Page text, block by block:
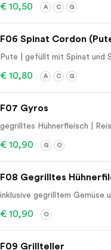
€ 10,50 A C G
F06 Spinat Cordon
Pute | gefüllt mit Spinat und
€ 10,80 A C G
F07 Gyros
gegrilltes Hühnerfleisch |
€ 10,90 G O
F08 Gegrilltes
inklusive gegrilltem Gemüse
€ 10,90 O
F09 Grillteller